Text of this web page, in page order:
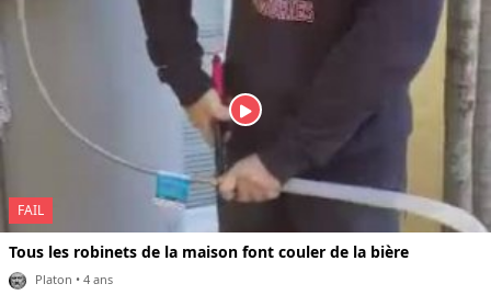
FAIL
Tous les robinets de la maison font couler de la bière
Platon • 4 ans